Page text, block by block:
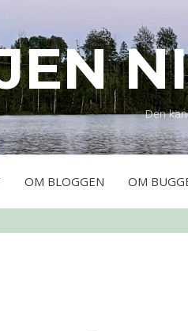
Den
OM BLOGGEN OM